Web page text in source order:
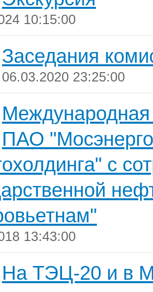
10:15:00
Заседания
06.03.2020 23:25:00
Международная
ПАО
с
13:43:00
На ТЭЦ-20 и в